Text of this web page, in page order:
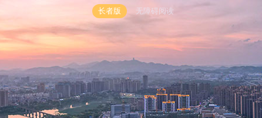
长者版 无障碍阅读